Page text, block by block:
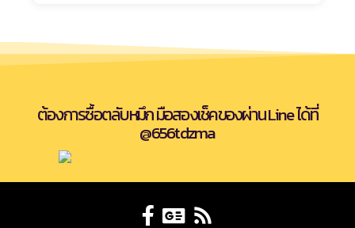
ต้องการซื้อตลับหมึก มือสองเช็คของผ่าน Line ได้ที่
@656tdzma